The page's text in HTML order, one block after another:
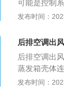
汽车空调整
以不修，实
可能是控制
车空调出风
原因，可以
调滤芯是导
中，会吸附
风，可以将
脏，需要及
发布时间：
后排空调出
后排空调出
蒸发箱壳体
漏风处泄露
发布时间：